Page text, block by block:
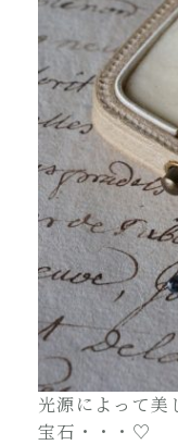
光源によって美
宝石・・・♡